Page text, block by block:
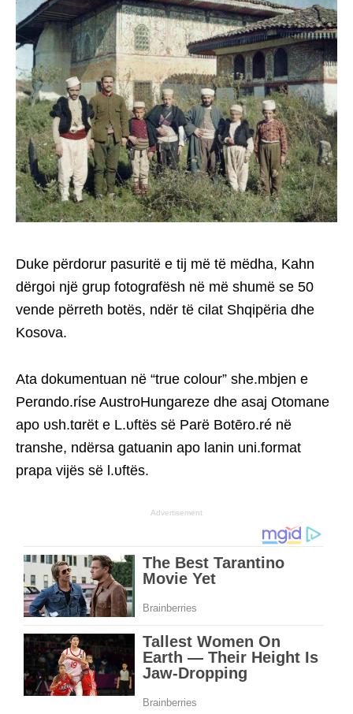
Duke përdorur pasuritë e tij më të mëdha, Kahn
dërgoi një grup fotogrɑfësh në më shumë se 50
vende përreth botës, ndër të cilat Shqipëria dhe
Kosova.
Ata dokumentuan në “true colour” she.mbjen e
Perɑndo.rίse AustroHungareze dhe asaj Otomane
apo υsh.tɑrët e L.υftës së Parë Botēro.ré në
transhe, ndërsa gatuanin apo lanin uni.format
prapa vijës së l.υftës.
Advertisement